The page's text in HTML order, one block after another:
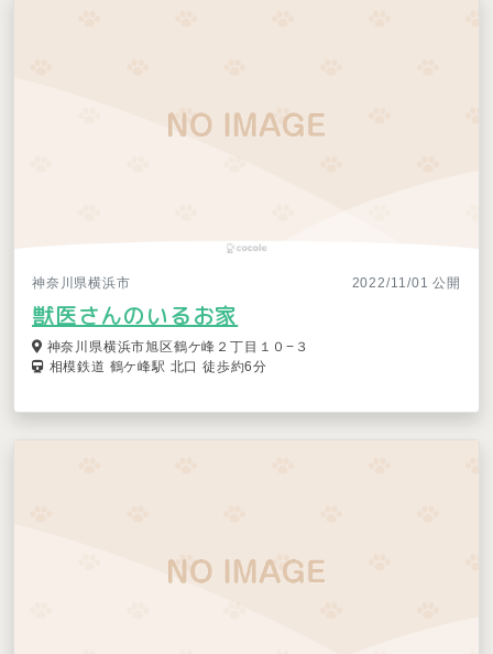
神奈川県横浜市 2022/11/01 公開
獣医さんのいるお家
神奈川県横浜市旭区鶴ケ峰２丁目１０−３
相模鉄道 鶴ケ峰駅 北口 徒歩約6分